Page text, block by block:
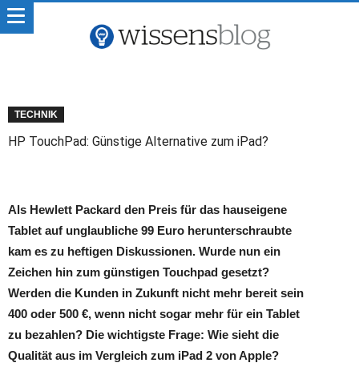
TECHNIK
HP TouchPad: Günstige Alternative zum iPad?
Als Hewlett Packard den Preis für das hauseigene
Tablet auf unglaubliche 99 Euro herunterschraubte
kam es zu heftigen Diskussionen. Wurde nun ein
Zeichen hin zum günstigen Touchpad gesetzt?
Werden die Kunden in Zukunft nicht mehr bereit sein
400 oder 500 €, wenn nicht sogar mehr für ein Tablet
zu bezahlen? Die wichtigste Frage: Wie sieht die
Qualität aus im Vergleich zum iPad 2 von Apple?